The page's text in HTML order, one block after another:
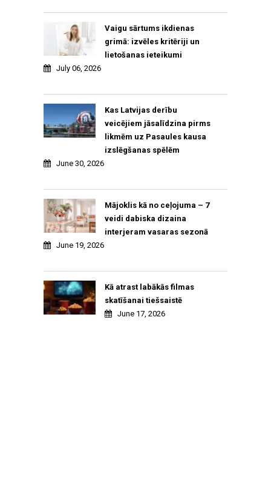
Vaigu sārtums ikdienas
grimā: izvēles kritēriji un
lietošanas ieteikumi
July 06, 2026
Kas Latvijas derību
veicējiem jāsalīdzina pirms
likmēm uz Pasaules kausa
izslēgšanas spēlēm
June 30, 2026
Mājoklis kā no ceļojuma – 7
veidi dabiska dizaina
interjeram vasaras sezonā
June 19, 2026
Kā atrast labākās filmas
skatīšanai tiešsaistē
June 17, 2026